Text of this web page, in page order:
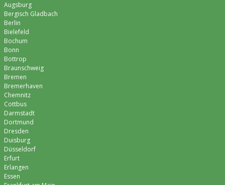
Augsburg
Bergisch Gladbach
Berlin
Bielefeld
Bochum
Bonn
Bottrop
Braunschweig
Bremen
Bremer­haven
Chemnitz
Cottbus
Darmstadt
Dortmund
Dresden
Duisburg
Düsseldorf
Erfurt
Erlangen
Essen